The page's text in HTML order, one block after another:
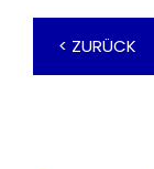
< ZURÜCK